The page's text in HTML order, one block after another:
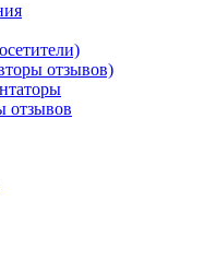
отзывов)
отзывов